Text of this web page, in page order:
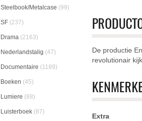
Steelbook/Metalcase (99)
SF (237)
Drama (2163) Drama-filter toepassen
Nederlandstalig (47) Nederlandstalig-filter toepassen
Documentaire (1189)
Boeken (45) Boeken-filter toepassen
Lumiere (88) Lumiere-filter toepassen
Luisterboek (87)
De productie
revolutionair
Extra